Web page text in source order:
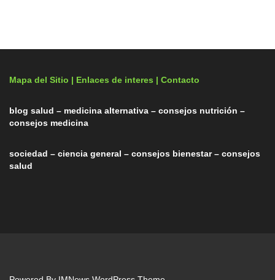
Mapa del Sitio | Enlaces de interes | Contacto
blog salud – medicina alternativa – consejos nutrición –
consejos medicina
sociedad – ciencia general – consejos bienestar – consejos
salud